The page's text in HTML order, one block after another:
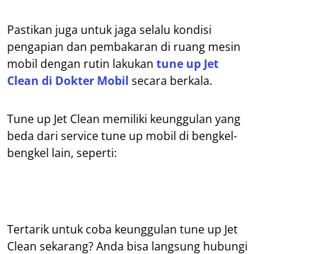
Pastikan juga untuk jaga selalu kondisi
pengapian dan pembakaran di ruang mesin
mobil dengan rutin lakukan tune up Jet
Clean di Dokter Mobil secara berkala.
Tune up Jet Clean memiliki keunggulan yang
beda dari service tune up mobil di bengkel-
bengkel lain, seperti:
Tertarik untuk coba keunggulan tune up Jet
Clean sekarang? Anda bisa langsung hubungi